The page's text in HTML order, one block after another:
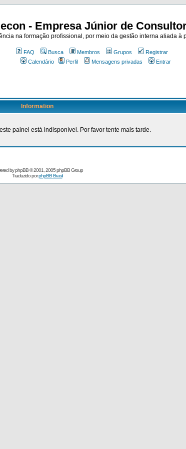
- Empresa Júnior de
na formação profissional, por meio da gestão interna aliada à
FAQ Busca Membros Grupos
Registrar
Calendário
Perfil Mensagens privadas Entrar
Information
painel está indisponível. Por favor tente mais tarde.
byphpBB© 2001, 2005 phpBB Group
Traduzido porphpBB Brasil